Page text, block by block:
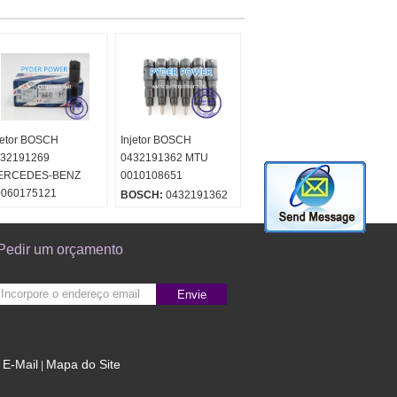
BOSCH
BENZ
Injetor BOSCH
0432191362 MTU
0010108651
BOSCH: 0432191362
um orçamento
Envie
E-Mail Mapa do Site